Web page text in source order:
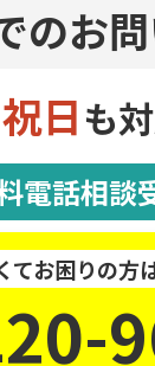
のお
日も
電話相談
てお困りの方